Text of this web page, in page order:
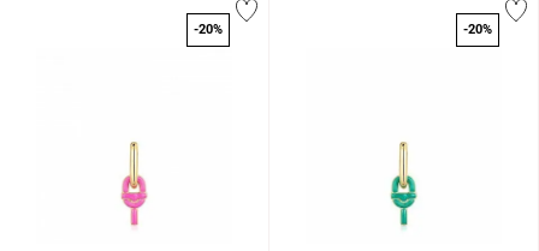
-20% -20%